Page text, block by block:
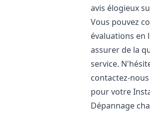
avis élogieux
Vous pouvez
évaluations en
assurer de la
service.
contactez-
pour votre
Dépannage